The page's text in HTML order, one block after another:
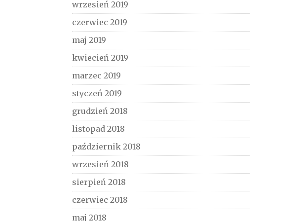
wrzesień 2019
czerwiec 2019
maj 2019
kwiecień 2019
marzec 2019
styczeń 2019
grudzień 2018
listopad 2018
październik 2018
wrzesień 2018
sierpień 2018
czerwiec 2018
maj 2018